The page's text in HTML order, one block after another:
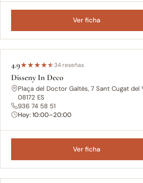
Ver ficha
4.9★★★★★34 reseñas
Disseny In Deco
Plaça del Doctor Galtés, 7 Sant Cugat del
08172 ES
936 74 58 51
Hoy: 10:00–20:00
Ver ficha